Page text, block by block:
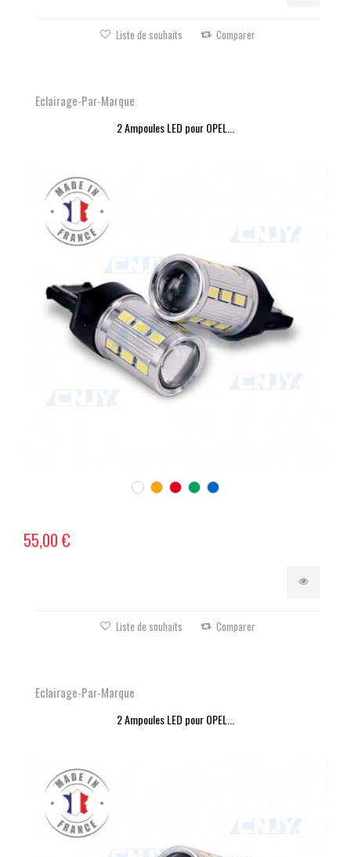
Liste de souhaits Comparer
Eclairage-Par-Marque
2 Ampoules LED pour OPEL...
55,00 €
Liste de souhaits Comparer
Eclairage-Par-Marque
2 Ampoules LED pour OPEL...